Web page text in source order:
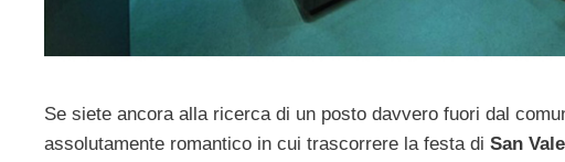
Se siete ancora alla ricerca di un posto davvero fuori dal
assolutamente romantico in cui trascorrere la festa di San